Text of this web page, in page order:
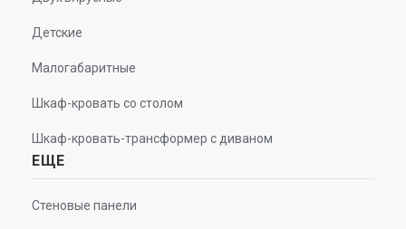
Детские
Малогабаритные
Шкаф-кровать со столом
Шкаф-кровать-трансформер с диваном
ЕЩЕ
Стеновые панели